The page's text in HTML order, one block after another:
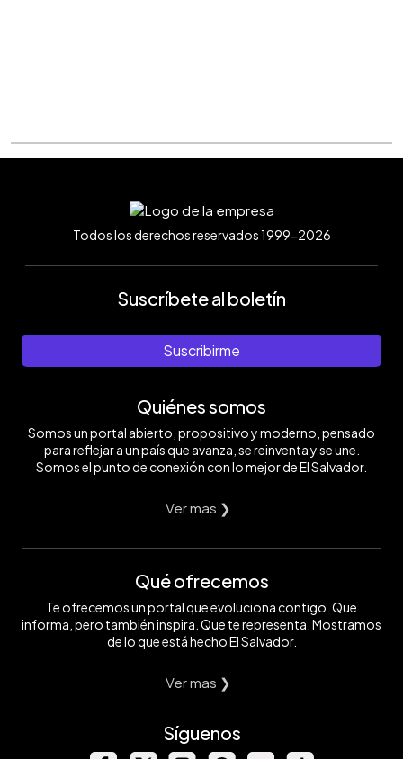
Todos los derechos reservados 1999-2026
Suscríbete al boletín
Suscribirme
Quiénes somos
Somos un portal abierto, propositivo y moderno, pensado
para reflejar a un país que avanza, se reinventa y se une.
Somos el punto de conexión con lo mejor de El Salvador.
Ver mas ❯
Qué ofrecemos
Te ofrecemos un portal que evoluciona contigo. Que
informa, pero también inspira. Que te representa. Mostramos
de lo que está hecho El Salvador.
Ver mas ❯
Síguenos